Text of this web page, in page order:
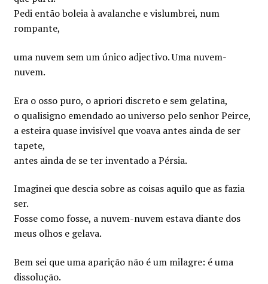
Pedi então boleia à avalanche e vislumbrei, num
rompante,
uma nuvem sem um único adjectivo. Uma nuvem-
nuvem.
Era o osso puro, o apriori discreto e sem gelatina,
o qualisigno emendado ao universo pelo senhor Peirce,
a esteira quase invisível que voava antes ainda de ser
tapete,
antes ainda de se ter inventado a Pérsia.
Imaginei que descia sobre as coisas aquilo que as fazia
ser.
Fosse como fosse, a nuvem-nuvem estava diante dos
meus olhos e gelava.
Bem sei que uma aparição não é um milagre: é uma
dissolução.